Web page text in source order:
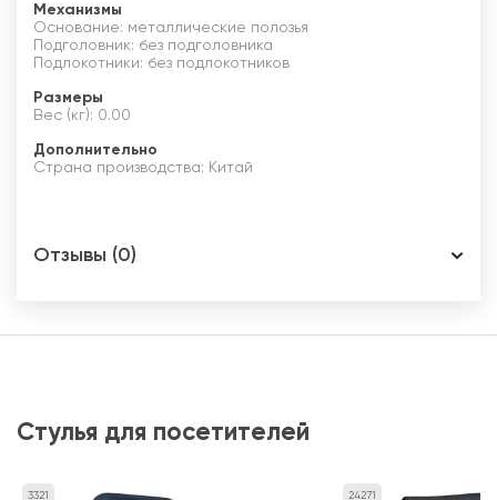
Механизмы
Основание: металлические полозья
Подголовник: без подголовника
Подлокотники: без подлокотников
Размеры
Вес (кг): 0.00
Дополнительно
Страна производства: Китай
Отзывы (0)
Стулья для посетителей
3321 24271